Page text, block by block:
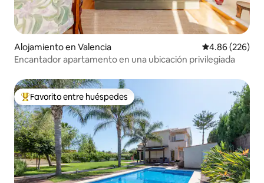
Alojamiento en Valencia Calificación
4.86 (226)
Encantador apartamento en una ubicación privilegiada
Favorito entre huéspedes preferido
Favorito entre huéspedes